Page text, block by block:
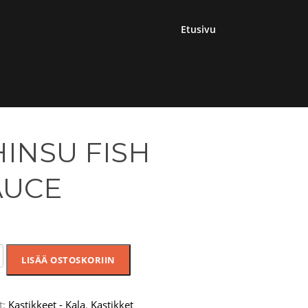
Etusivu
FISH
LISÄÄ OSTOSKORIIN
Kastikkeet - Kala, Kastikket